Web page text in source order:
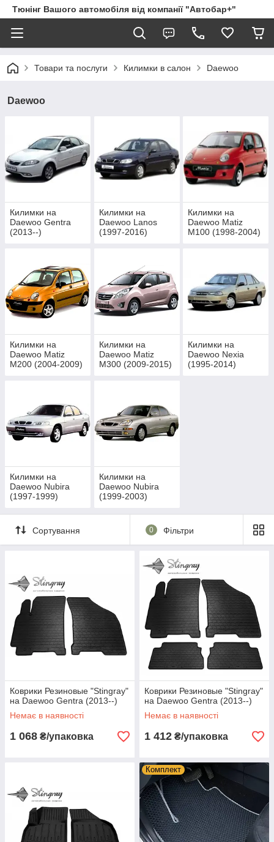
Тюнінг Вашого автомобіля від компанії "Автобар+"
Товари та послуги Килимки в салон Daewoo
Daewoo
Килимки на
Daewoo Gentra
(2013--)
Килимки на
Daewoo Lanos
(1997-2016)
Килимки на
Daewoo Matiz
M100 (1998-2004)
Килимки на
Daewoo Matiz
M200 (2004-2009)
Килимки на
Daewoo Matiz
M300 (2009-2015)
Килимки на
Daewoo Nexia
(1995-2014)
Килимки на
Daewoo Nubira
(1997-1999)
Килимки на
Daewoo Nubira
(1999-2003)
Сортування 0 Фільтри
Коврики Резиновые "Stingray"
на Daewoo Gentra (2013--)
Немає в наявності
1 068 ₴/упаковка
Коврики Резиновые "Stingray"
на Daewoo Gentra (2013--)
Немає в наявності
1 412 ₴/упаковка
Комплект